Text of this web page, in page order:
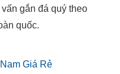
gắn đá quý theo
quốc.
Giá Rẻ